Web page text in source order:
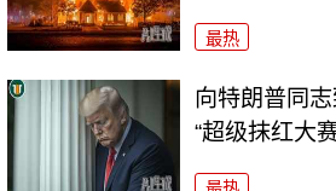
最热
向特朗普同
“超级抹红大